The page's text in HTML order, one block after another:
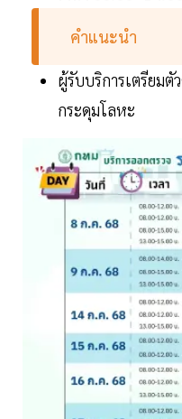
คำแนะนำ
ผู้รับบริการเตรียมตั
กระดุมโลหะ